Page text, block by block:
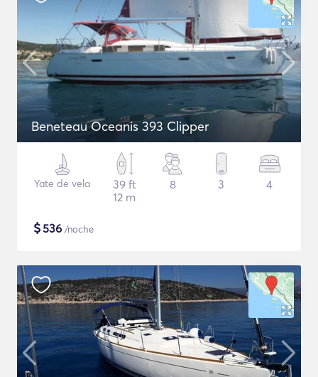
Beneteau Oceanis 393 Clipper
Yate de vela
39 ft
12 m
8 3 4
$536 /noche